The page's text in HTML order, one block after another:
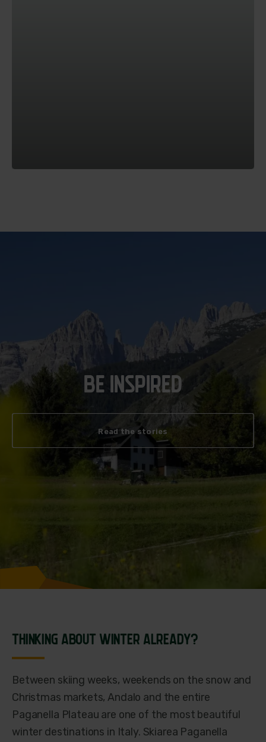
BE INSPIRED
Read the stories
THINKING ABOUT WINTER ALREADY?
Between skiing weeks, weekends on the snow and
Christmas markets, Andalo and the entire
Paganella Plateau are one of the most beautiful
winter destinations in Italy. Skiarea Paganella